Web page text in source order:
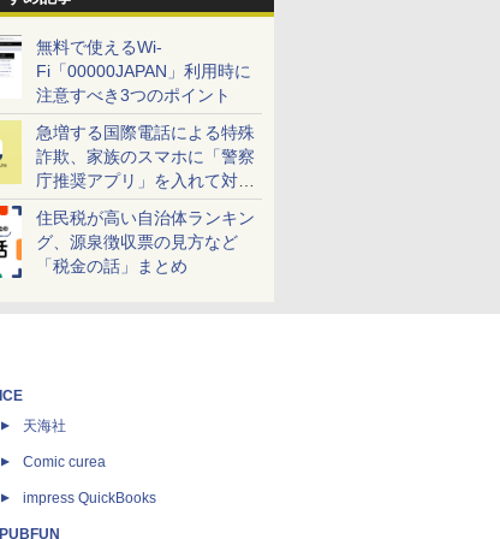
無料で使えるWi-
Fi「00000JAPAN」利用時に
注意すべき3つのポイント
急増する国際電話による特殊
詐欺、家族のスマホに「警察
庁推奨アプリ」を入れて対策
しよう！
住民税が高い自治体ランキン
グ、源泉徴収票の見方など
「税金の話」まとめ
ICE
天海社
Comic curea
impress QuickBooks
PUBFUN